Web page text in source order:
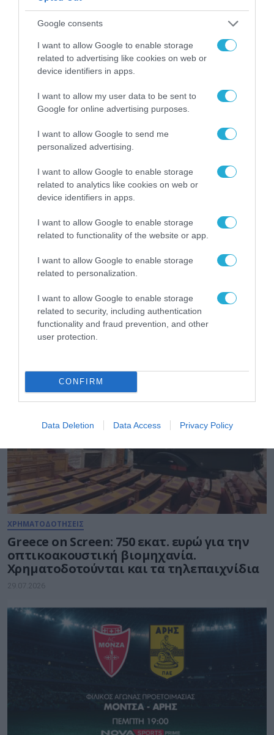
Google consents
I want to allow Google to enable storage
related to advertising like cookies on web or
device identifiers in apps.
I want to allow my user data to be sent to
Google for online advertising purposes.
I want to allow Google to send me
personalized advertising.
I want to allow Google to enable storage
related to analytics like cookies on web or
device identifiers in apps.
I want to allow Google to enable storage
related to functionality of the website or app.
I want to allow Google to enable storage
related to personalization.
I want to allow Google to enable storage
related to security, including authentication
functionality and fraud prevention, and other
user protection.
CONFIRM
Data Deletion Data Access Privacy Policy
MEDIA
Η 3η σεζόν του «Lioness» με την Ζόε
Σαλντάνα και το «Scream 7» με την
Κόρτνεϊ Κοξ έρχονται τον Αύγουστο στην
COSMOTE TV
ΧΡΗΜΑΤΟΔΟΤΗΣΕΙΣ
Greece on Screen: 750 εκατ. ευρώ για την
οπτικοακουστική βιομηχανία.
Χρηματοδοτούνται και τα τηλεπαιχνίδια
29.07.2026